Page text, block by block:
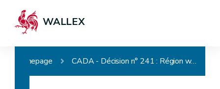
WALLEX
Homepage CADA - Décision n° 241 : Région wallonne – Documentation relative aux logements sociaux et à loyers modérés – Obligation de collaboration – Communication